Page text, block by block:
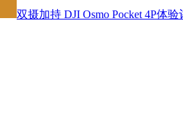
双摄加持 DJI Osmo Pocket 4P体验